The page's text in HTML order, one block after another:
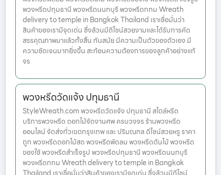
พวงหรีดปทุมธานี พวงหรีดนนทบุรี พวงหรีดกทม Wreath
delivery to temple in Bangkok Thailand เราเชื่อมั่นว่า
สินค้าของเรามีจุดเด่น ซึ่งล้วนมีดีไซน์สวยงามและได้รับการคัด
สรรคุณภาพมาแล้วทั้งสิ้น ทันสมัย มีความเป็นตัวของตัวเอง มี
ความชัดเจนมากยิ่งขึ้น สะท้อนความต้องการของลูกค้าอย่างแท้
จร
พวงหรีดวัดแจ้ง ปทุมธานี
StyleWreath.com พวงหรีดวัดแจ้ง ปทุมธานี สไตล์หรีด
บริการพวงหรีด ดอกไม้จัดงานศพ ครบวงจร ร้านพวงหรีด
ออนไลน์ จัดส่งทั่วเขตกรุงเทพ และ ปริมณฑล ดีไซน์สวยหรู ราคา
ถูก พวงหรีดดอกไม้สด พวงหรีดพัดลม พวงหรีดต้นไม้ พวงหรีด
ของใช้ พวงหรีดสำเร็จรูป พวงหรีดปทุมธานี พวงหรีดนนทบุรี
พวงหรีดกทม Wreath delivery to temple in Bangkok